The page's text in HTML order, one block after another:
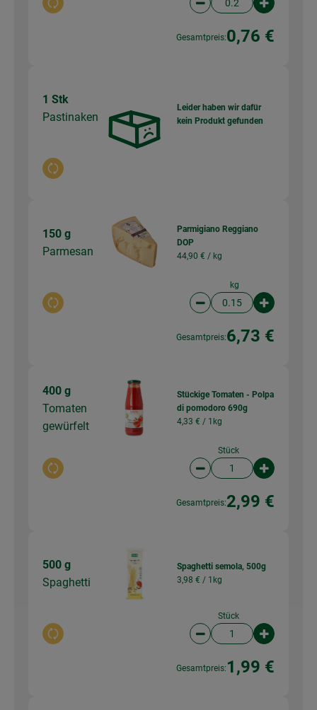
Auswahl ändern Artikelanzahl
Gesamtpreis:0,76 €
1 Stk
Pastinaken
Auswahl ändern
Leider haben wir dafür
kein Produkt gefunden
150 g
Parmesan
Auswahl ändern
Parmigiano Reggiano
DOP
44,90 € / kg
kg
Artikelanzahl
Gesamtpreis:6,73 €
400 g
Tomaten
gewürfelt
Auswahl ändern
Stückige Tomaten - Polpa
di pomodoro 690g
4,33 € / 1kg
Stück
Artikelanzahl
Gesamtpreis:2,99 €
500 g
Spaghetti
Auswahl ändern
Spaghetti semola, 500g
3,98 € / 1kg
Stück
Artikelanzahl
Gesamtpreis: 1,99 €